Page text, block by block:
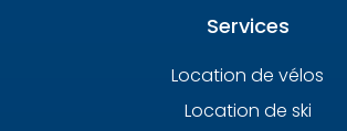
Services
Location de vélos
Location de ski